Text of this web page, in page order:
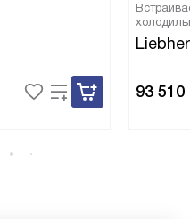
93 510